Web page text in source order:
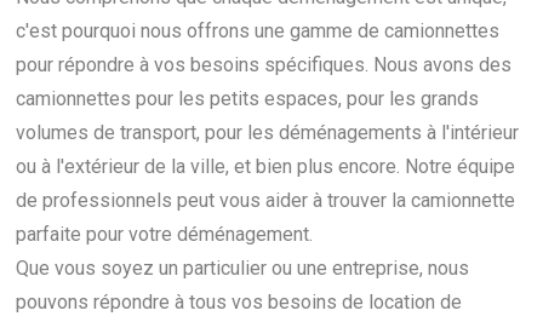
c'est pourquoi nous offrons une gamme de camionnettes
pour répondre à vos besoins spécifiques. Nous avons des
camionnettes pour les petits espaces, pour les grands
volumes de transport, pour les déménagements à l'intérieur
ou à l'extérieur de la ville, et bien plus encore. Notre équipe
de professionnels peut vous aider à trouver la camionnette
parfaite pour votre déménagement.
Que vous soyez un particulier ou une entreprise, nous
pouvons répondre à tous vos besoins de location de